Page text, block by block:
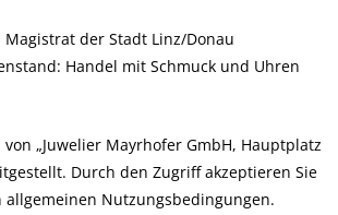
Magistrat der Stadt Linz/Donau
Handel mit Schmuck und Uhren
„Juwelier Mayrhofer GmbH, Hauptplatz
Durch den Zugriff akzeptieren Sie
Nutzungsbedingungen.